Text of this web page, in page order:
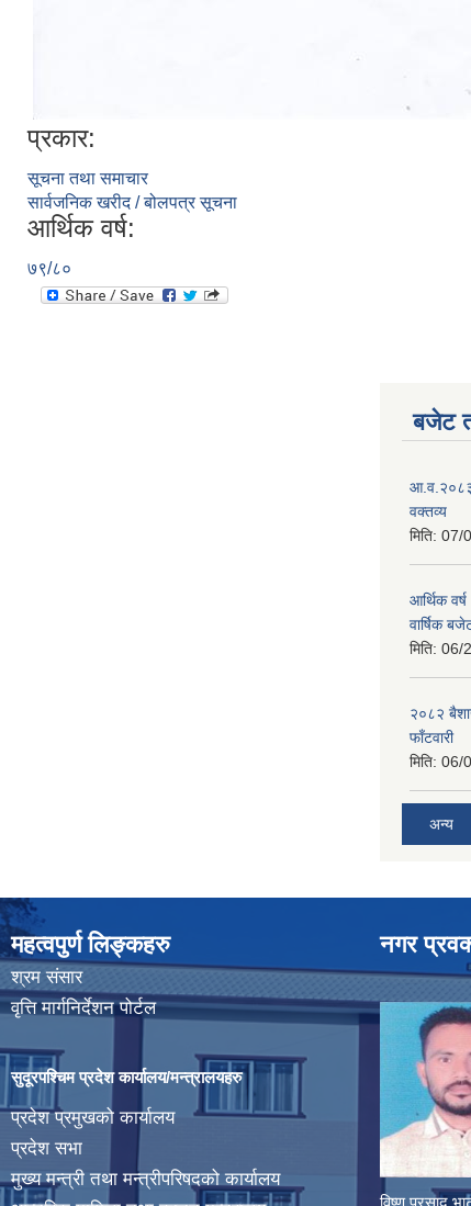
प्रकार:
सूचना तथा समाचार
सार्वजनिक खरीद / बोलपत्र सूचना
आर्थिक वर्ष:
७९/८०
बजेट
वक्तव्य
मिति: 07/
आर्थिक
वार्षिक
मिति: 06/
२०८२
फाँटवारी
मिति: 06/
अन्य
महत्वपुर्ण लिङ्कहरु
श्रम संसार
वृत्ति मार्गनिर्देशन पोर्टल
सुदूरपश्चिम प्रदेश कार्यालय/मन्त्रालयहरु
प्रदेश प्रमुखको कार्यालय
प्रदेश सभा
मुख्य मन्त्री तथा मन्त्रीपरिषदको कार्यालय
नगर